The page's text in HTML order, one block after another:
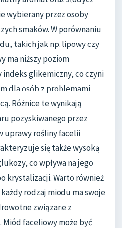
wybierany przez osoby
smaków. W porównaniu
takich jak np. lipowy czy
ma niższy poziom
indeks glikemiczny, co czyni
dla osób z problemami
Różnice te wynikają
pozyskiwanego przez
uprawy rośliny facelii
się także wysoką
co wpływa na jego
krystalizacji. Warto również
rodzaj miodu ma swoje
związane z
faceliowy może być